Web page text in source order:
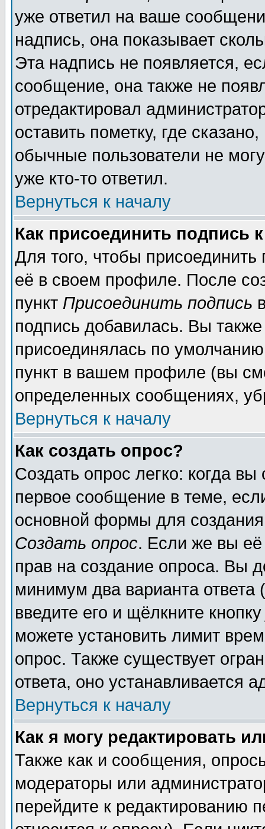
уже ответил на ваше
надпись, она показывает
Эта надпись не появляется,
сообщение, она также не
отредактировал
оставить пометку, где
обычные пользователи не
уже кто-то ответил.
Вернуться к началу
Как присоединить подпись
Для того, чтобы
её в своем профиле. После
пункт Присоединить подпись
подпись добавилась. Вы
присоединялась по
пункт в вашем профиле (вы
определенных сообщениях,
Вернуться к началу
Как создать опрос?
Создать опрос легко: когда
первое сообщение в теме,
основной формы для
Создать опрос. Если же вы её
прав на создание опроса. Вы
минимум два варианта ответа
введите его и щёлкните
можете установить лимит
опрос. Также существует
ответа, оно устанавливается
Вернуться к началу
Как я могу редактировать
Также как и сообщения,
модераторы или
перейдите к редактированию